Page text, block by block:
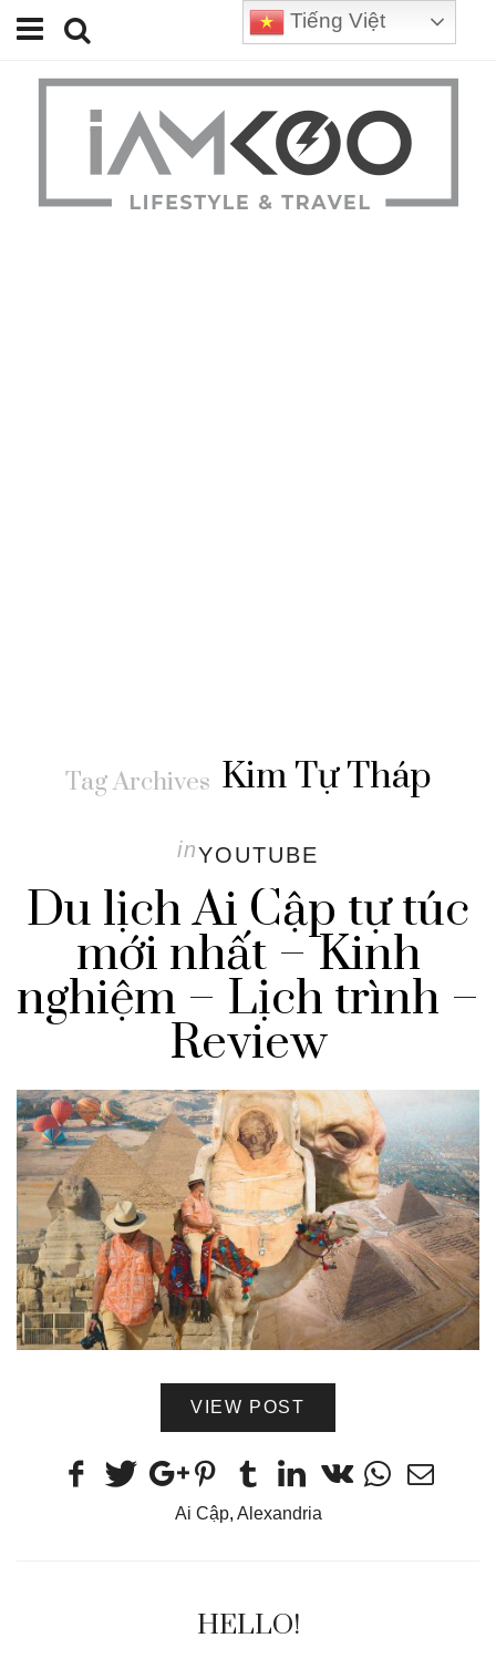
Home
Travel
Lifestyle
Tag Archives Kim Tự Tháp
inYOUTUBE
Du lịch Ai Cập tự túc
mới nhất – Kinh
nghiệm – Lịch trình –
Review
VIEW POST
Ai Cập, Alexandria
HELLO!
Tiếng Việt